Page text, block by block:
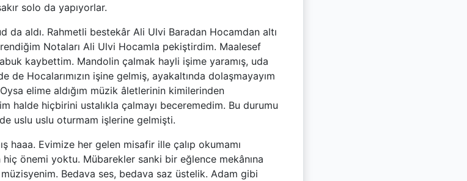
solo da yapıyorlar.
da aldı. Rahmetli bestekâr Ali Ulvi Baradan Hocamdan altı
Notaları Ali Ulvi Hocamla pekiştirdim. Maalesef
kaybettim. Mandolin çalmak hayli işime yaramış, uda
de Hocalarımızın işine gelmiş, ayakaltında dolaşmayayım
elime aldığım müzik âletlerinin kimilerinden
halde hiçbirini ustalıkla çalmayı beceremedim. Bu durumu
uslu uslu oturmam işlerine gelmişti.
haaa. Evimize her gelen misafir ille çalıp okumamı
önemi yoktu. Mübarekler sanki bir eğlence mekânına
Bedava ses, bedava saz üstelik. Adam gibi